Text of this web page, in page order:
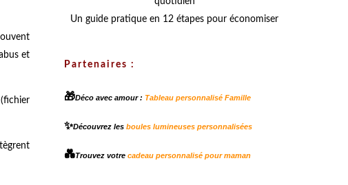
et
Un guide pratique en 12 étapes pour économiser
Partenaires :
🎁Déco avec amour : Tableau personnalisé Famille
✨Découvrez les boules lumineuses personnalisées
💑Trouvez votre cadeau personnalisé pour maman